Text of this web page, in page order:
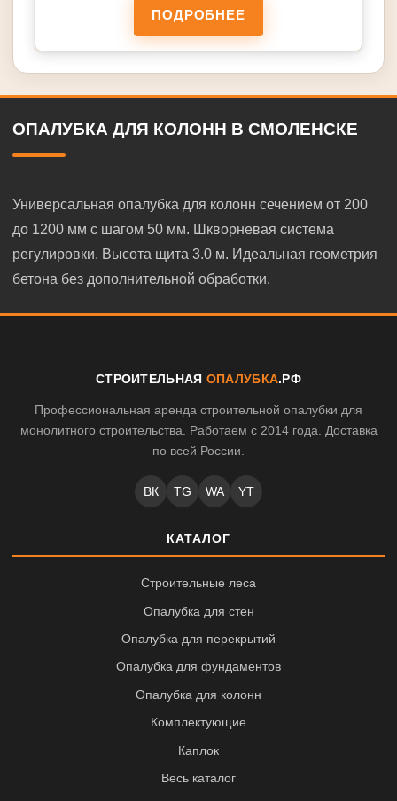
ПОДРОБНЕЕ
ОПАЛУБКА ДЛЯ КОЛОНН В СМОЛЕНСКЕ
Универсальная опалубка для колонн сечением от 200
до 1200 мм с шагом 50 мм. Шкворневая система
регулировки. Высота щита 3.0 м. Идеальная геометрия
бетона без дополнительной обработки.
СТРОИТЕЛЬНАЯ ОПАЛУБКА.РФ
Профессиональная аренда строительной опалубки для
монолитного строительства. Работаем с 2014 года. Доставка
по всей России.
ВК TG WA YT
КАТАЛОГ
Строительные леса
Опалубка для стен
Опалубка для перекрытий
Опалубка для фундаментов
Опалубка для колонн
Комплектующие
Каплок
Весь каталог